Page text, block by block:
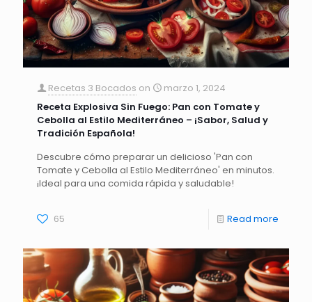
Recetas 3 Bocados on
marzo 1, 2024
Receta Explosiva Sin Fuego: Pan con Tomate y
Cebolla al Estilo Mediterráneo – ¡Sabor, Salud y
Tradición Española!
Descubre cómo preparar un delicioso 'Pan con
Tomate y Cebolla al Estilo Mediterráneo' en minutos.
¡Ideal para una comida rápida y saludable!
65 Read more